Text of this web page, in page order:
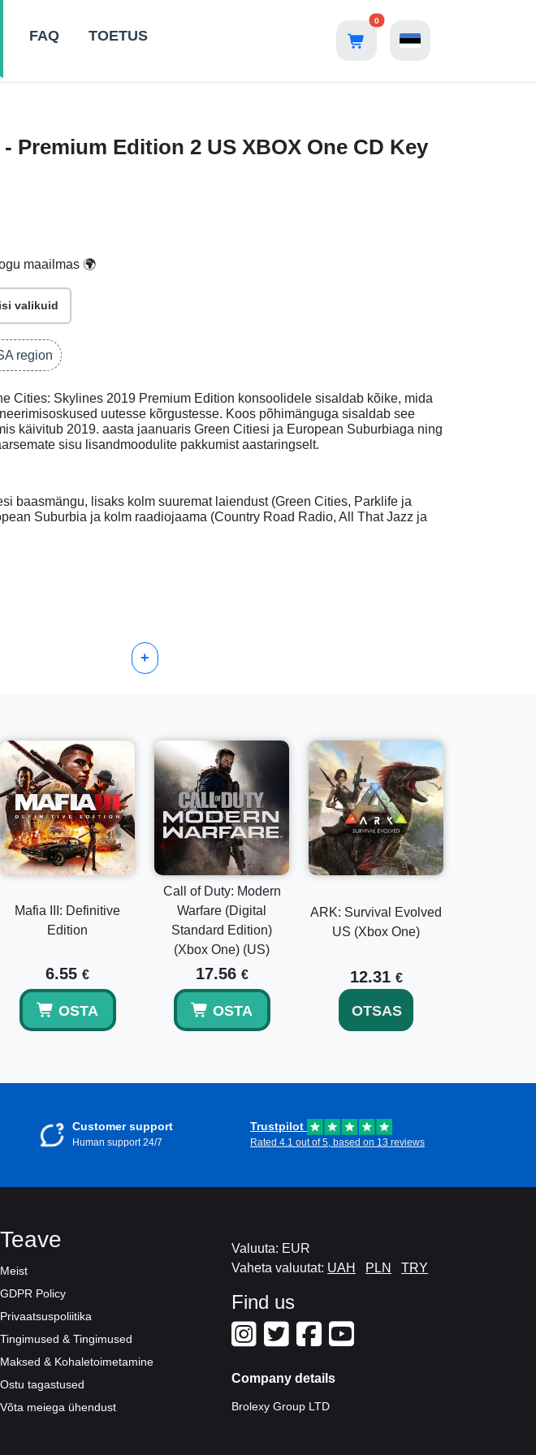
FAQ TOETUS
0
Premium Edition 2 US XBOX One CD Key
maailmas 🌍
valikuid
region
Cities: Skylines 2019 Premium Edition konsoolidele sisaldab kõike, mida
uutesse kõrgustesse. Koos põhimänguga sisaldab see
käivitub 2019. aasta jaanuaris Green Citiesi ja European Suburbiaga ning
sisu lisandmoodulite pakkumist aastaringselt.
baasmängu, lisaks kolm suuremat laiendust (Green Cities, Parklife ja
Suburbia ja kolm raadiojaama (Country Road Radio, All That Jazz ja
+
Mafia III: Definitive
Edition
6.55 €
OSTA
Call of Duty: Modern
Warfare (Digital
Standard Edition)
(Xbox One) (US)
17.56 €
OSTA
ARK: Survival Evolved
US (Xbox One)
12.31 €
OTSAS
Customer support
Human support 24/7
Trustpilot
Rated 4.1 out of 5, based on 13 reviews
Teave
Meist
GDPR Policy
Privaatsuspoliitika
Tingimused & Tingimused
Maksed & Kohaletoimetamine
Ostu tagastused
Võta meiega ühendust
Valuuta: EUR
Vaheta valuutat: UAH PLN TRY
Find us
Company details
Brolexy Group LTD